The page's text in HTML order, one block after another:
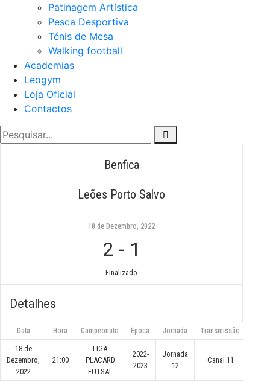
Patinagem Artística
Pesca Desportiva
Ténis de Mesa
Walking football
Academias
Leogym
Loja Oficial
Contactos
Benfica
Leões Porto Salvo
18 de Dezembro, 2022
2 - 1
Finalizado
Detalhes
Data Hora Campeonato Época Jornada Transmissão
18 de
Dezembro,
2022
21:00
LIGA
PLACARD
FUTSAL
2022-
2023
Jornada
12
Canal 11